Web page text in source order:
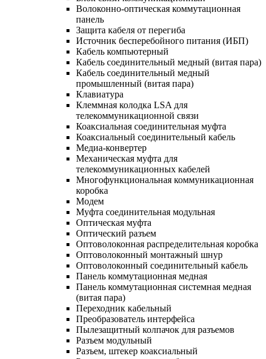
Волоконно-оптическая коммутационная
панель
Защита кабеля от перегиба
Источник бесперебойного питания (ИБП)
Кабель компьютерный
Кабель соединительный медный (витая пара)
Кабель соединительный медный
промышленный (витая пара)
Клавиатура
Клеммная колодка LSA для
телекоммуникационной связи
Коаксиальная соединительная муфта
Коаксиальный соединительный кабель
Медиа-конвертер
Механическая муфта для
телекоммуникационных кабелей
Многофункциональная коммуникационная
коробка
Модем
Муфта соединительная модульная
Оптическая муфта
Оптический разъем
Оптоволоконная распределительная коробка
Оптоволоконный монтажный шнур
Оптоволоконный соединительный кабель
Панель коммутационная медная
Панель коммутационная системная медная
(витая пара)
Переходник кабельный
Преобразователь интерфейса
Пылезащитный колпачок для разъемов
Разъем модульный
Разъем, штекер коаксиальный